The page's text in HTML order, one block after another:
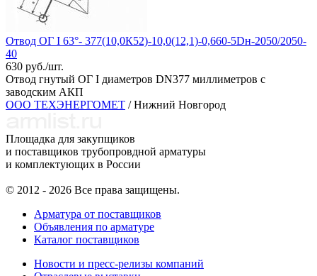
Отвод ОГ I 63°- 377(10,0К52)-10,0(12,1)-0,660-5Dн-2050/2050-
40
630 руб./шт.
Отвод гнутый ОГ I диаметров DN377 миллиметров с
заводским АКП
ООО ТЕХЭНЕРГОМЕТ / Нижний Новгород
Площадка для закупщиков
и поставщиков трубопровдной арматуры
и комплектующих в России
© 2012 - 2026 Все права защищены.
Арматура от поставщиков
Объявления по арматуре
Каталог поставщиков
Новости и пресс-релизы компаний